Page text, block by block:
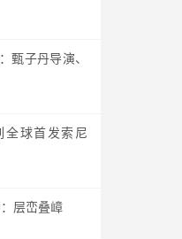
甄子丹导演、
球首发索尼
层峦叠嶂